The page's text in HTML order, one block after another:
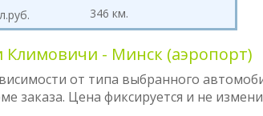
346 км.
- Минск (аэропорт)
от типа выбранного
Цена фиксируется и не